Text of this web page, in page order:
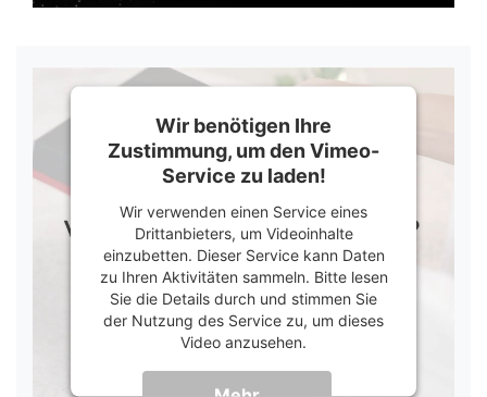
Wir benötigen Ihre
Zustimmung, um den Vimeo-
Service zu laden!
Wir verwenden einen Service eines
Drittanbieters, um Videoinhalte
einzubetten. Dieser Service kann Daten
zu Ihren Aktivitäten sammeln. Bitte lesen
Sie die Details durch und stimmen Sie
der Nutzung des Service zu, um dieses
Video anzusehen.